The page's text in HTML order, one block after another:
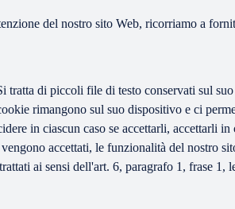
del nostro sito Web, ricorriamo a
di piccoli file di testo conservati sul
rimangono sul suo dispositivo e ci
in ciascun caso se accettarli, accettarli
accettati, le funzionalità del nostro
ai sensi dell'art. 6, paragrafo 1, frase